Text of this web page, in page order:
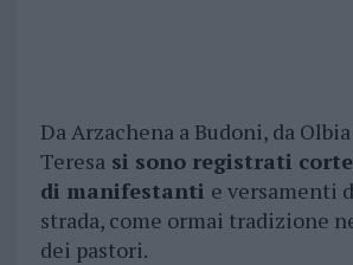
Da Arzachena a Budoni, da
Teresa si sono registrati
di manifestanti e versamenti
strada, come ormai tradizione
dei pastori.